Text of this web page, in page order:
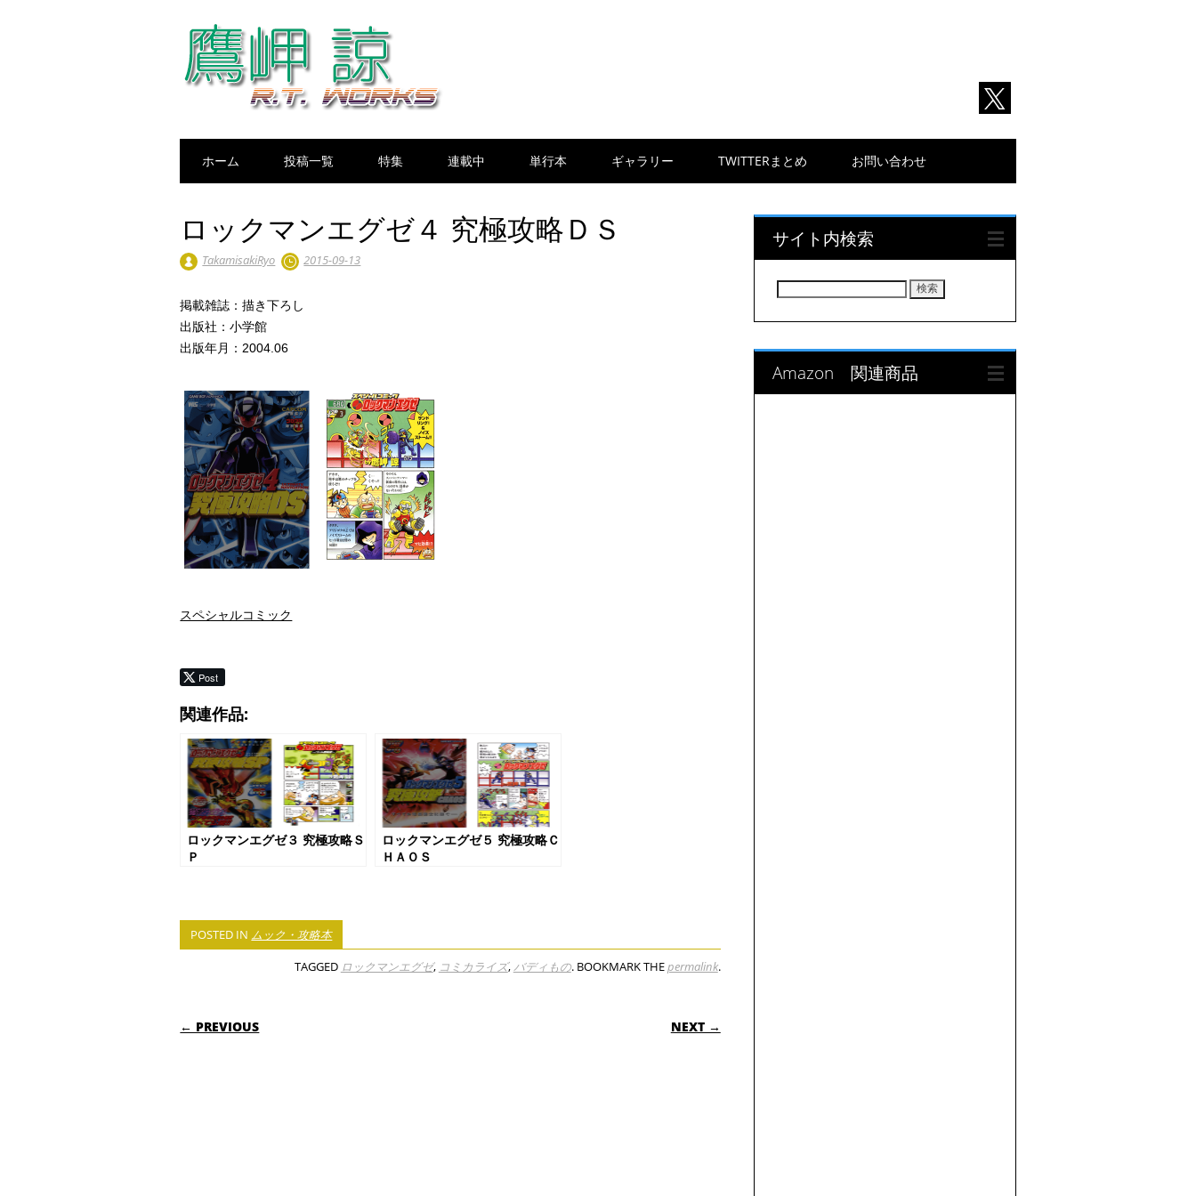
Main menu
ホーム 投稿一覧 特集 連載中 単行本 ギャラリー TWITTERまとめ お問い合わせ
ロックマンエグゼ４ 究極攻略ＤＳ
TakamisakiRyo 2015-09-13
掲載雑誌：描き下ろし
出版社：小学館
出版年月：2004.06
スペシャルコミック
Post
関連作品:
ロックマンエグゼ３ 究極攻略Ｓ
Ｐ
ロックマンエグゼ５ 究極攻略Ｃ
ＨＡＯＳ
POSTED IN ムック・攻略本
TAGGED ロックマンエグゼ, コミカライズ,バディもの. BOOKMARK THEpermalink.
POST NAVIGATION
← PREVIOUS NEXT →
サイト内検索
Amazon 関連商品